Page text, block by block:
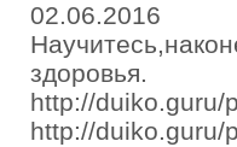
02.06.2016
http://duiko.guru/
http://duiko.guru/